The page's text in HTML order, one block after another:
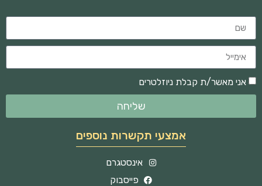
אני מאשר/ת קבלת ניוזלטרים
שליחה
אמצעי תקשרות נוספים
אינסטגרם
פייסבוק